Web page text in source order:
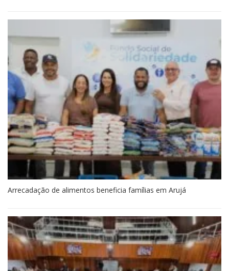
Arrecadação de alimentos beneficia famílias em Arujá